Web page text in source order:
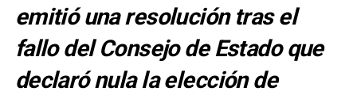
emitió una resolución tras el
fallo del Consejo de Estado que
declaró nula la elección de